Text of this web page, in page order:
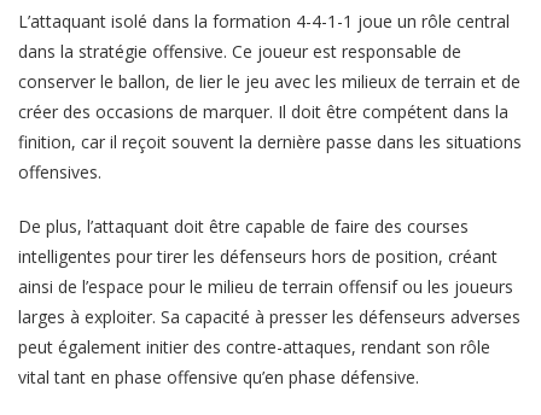
L’attaquant isolé dans la formation 4-4-1-1 joue un rôle central
dans la stratégie offensive. Ce joueur est responsable de
conserver le ballon, de lier le jeu avec les milieux de terrain et de
créer des occasions de marquer. Il doit être compétent dans la
finition, car il reçoit souvent la dernière passe dans les situations
offensives.
De plus, l’attaquant doit être capable de faire des courses
intelligentes pour tirer les défenseurs hors de position, créant
ainsi de l’espace pour le milieu de terrain offensif ou les joueurs
larges à exploiter. Sa capacité à presser les défenseurs adverses
peut également initier des contre-attaques, rendant son rôle
vital tant en phase offensive qu’en phase défensive.